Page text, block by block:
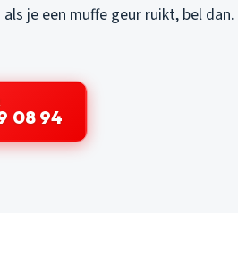
je een muffe geur ruikt, bel dan.
08 94